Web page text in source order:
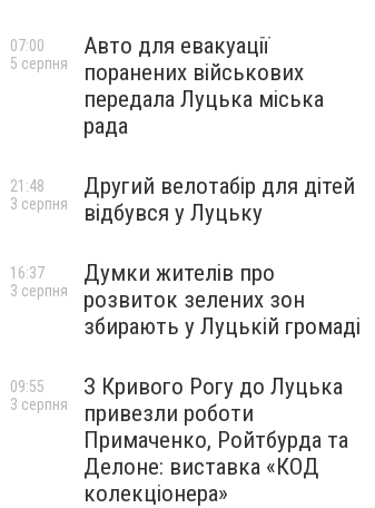
Авто для евакуації
поранених військових
передала Луцька міська
рада
07:00
5 серпня
Другий велотабір для дітей
відбувся у Луцьку
21:48
3 серпня
Думки жителів про
розвиток зелених зон
збирають у Луцькій громаді
16:37
3 серпня
З Кривого Рогу до Луцька
привезли роботи
Примаченко, Ройтбурда та
Делоне: виставка «КОД
колекціонера»
09:55
3 серпня